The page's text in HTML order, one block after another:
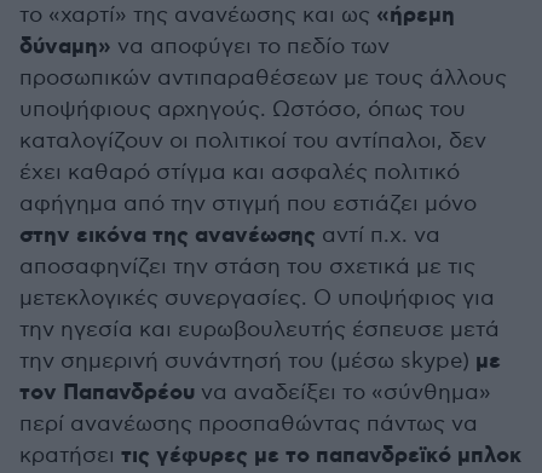
το «χαρτί» της ανανέωσης και ως «ήρεμη
δύναμη» να αποφύγει το πεδίο των
προσωπικών αντιπαραθέσεων με τους άλλους
υποψήφιους αρχηγούς. Ωστόσο, όπως του
καταλογίζουν οι πολιτικοί του αντίπαλοι, δεν
έχει καθαρό στίγμα και ασφαλές πολιτικό
αφήγημα από την στιγμή που εστιάζει μόνο
στην εικόνα της ανανέωσης αντί π.χ. να
αποσαφηνίζει την στάση του σχετικά με τις
μετεκλογικές συνεργασίες. Ο υποψήφιος για
την ηγεσία και ευρωβουλευτής έσπευσε μετά
την σημερινή συνάντησή του (μέσω skype) με
τον Παπανδρέου να αναδείξει το «σύνθημα»
περί ανανέωσης προσπαθώντας πάντως να
κρατήσει τις γέφυρες με το παπανδρεϊκό μπλοκ